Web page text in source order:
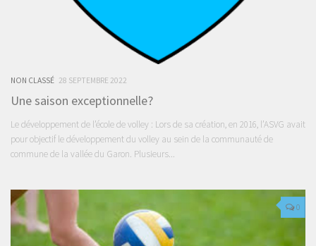
NON CLASSÉ 28 SEPTEMBRE 2022
Une saison exceptionnelle?
Le développement de l’école de volley : Lors de sa création, en 2016, l’ASVG avait
pour objectif le développement du volley au sein de la communauté de
commune de la vallée du Garon. Plusieurs...
0